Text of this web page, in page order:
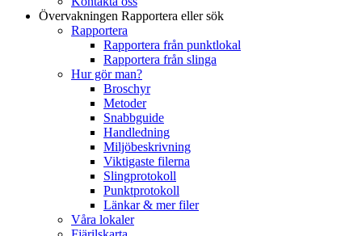
Övervakningen Rapportera eller sök
Rapportera
Rapportera från punktlokal
Rapportera från slinga
Hur gör man?
Broschyr
Metoder
Snabbguide
Handledning
Miljöbeskrivning
Viktigaste filerna
Slingprotokoll
Punktprotokoll
Länkar & mer filer
Våra lokaler